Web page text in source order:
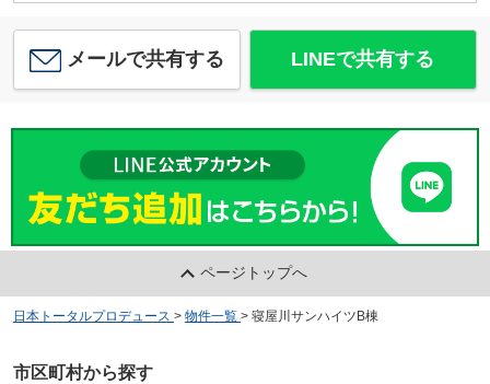
メールで共有する LINEで共有する
ページトップへ
日本トータルプロデュース > 物件一覧 > 寝屋川サンハイツB棟
市区町村から探す